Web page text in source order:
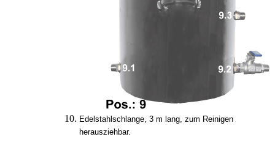
Edelstahlschlange, 3 m lang, zum Reinigen
herausziehbar.